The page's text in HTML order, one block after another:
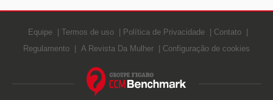
Equipe Termos de uso Política de Privacidade
Contato
Regulamento
A Revista Da Mulher Configuração de cookies